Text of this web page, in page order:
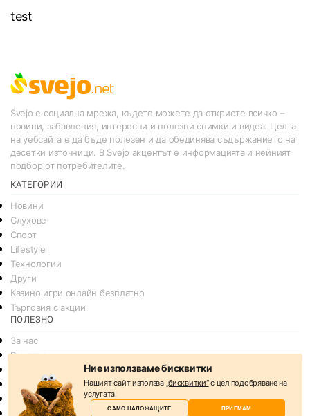
test
Svejo е социална мрежа, където можете да откриете всичко –
новини, забавления, интересни и полезни снимки и видеа. Целта
на уебсайта е да бъде полезен и да обединява съдържанието на
десетки източници. В Svejo акцентът е информацията и нейният
подбор от потребителите.
КАТЕГОРИИ
Новини
Слухове
Спорт
Lifestyle
Технологии
Други
Казино игри онлайн безплатно
Търговия с акции
ПОЛЕЗНО
За нас
Реклама
Условия за споделяне
Политика за поверителснот
Политика на Бисквитките
Ние използваме бисквитки
Нашият сайт използва „бисквитки“с цел подобряване на
услугата!
САМО НАЛОЖАЩИТЕ ПРИЕМАМ